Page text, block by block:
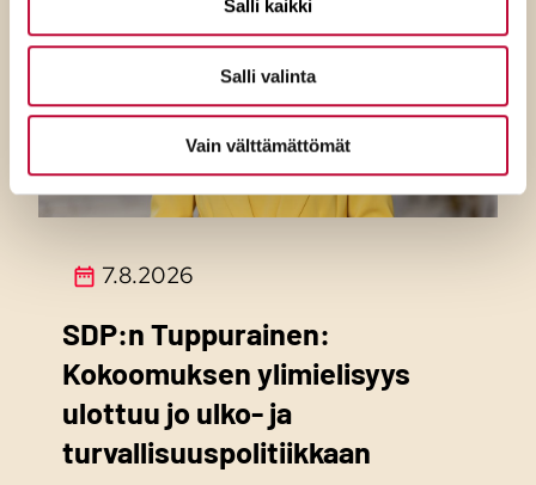
Salli kaikki
Salli valinta
Vain välttämättömät
7.8.2026
SDP:n Tuppurainen:
Kokoomuksen ylimielisyys
ulottuu jo ulko- ja
turvallisuuspolitiikkaan